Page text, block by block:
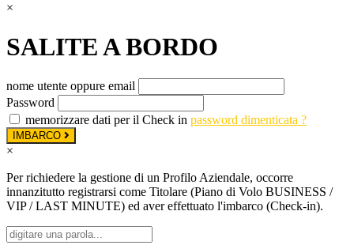
×
SALITE A BORDO
nome utente oppure email
Password
memorizzare dati per il Check in password dimenticata ?
IMBARCO
×
Per richiedere la gestione di un Profilo Aziendale, occorre
innanzitutto registrarsi come Titolare (Piano di Volo BUSINESS /
VIP / LAST MINUTE) ed aver effettuato l'imbarco (Check-in).